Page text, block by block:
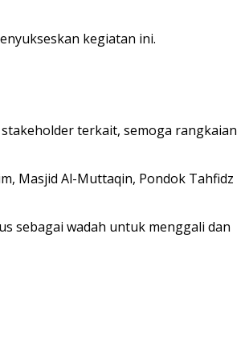
kegiatan ini.
terkait, semoga rangkaian
Masjid Al-Muttaqin, Pondok Tahfidz
sebagai wadah untuk menggali dan